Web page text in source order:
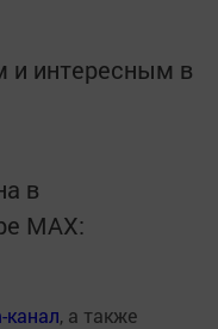
интересным в
в
MАХ:
канал, а также